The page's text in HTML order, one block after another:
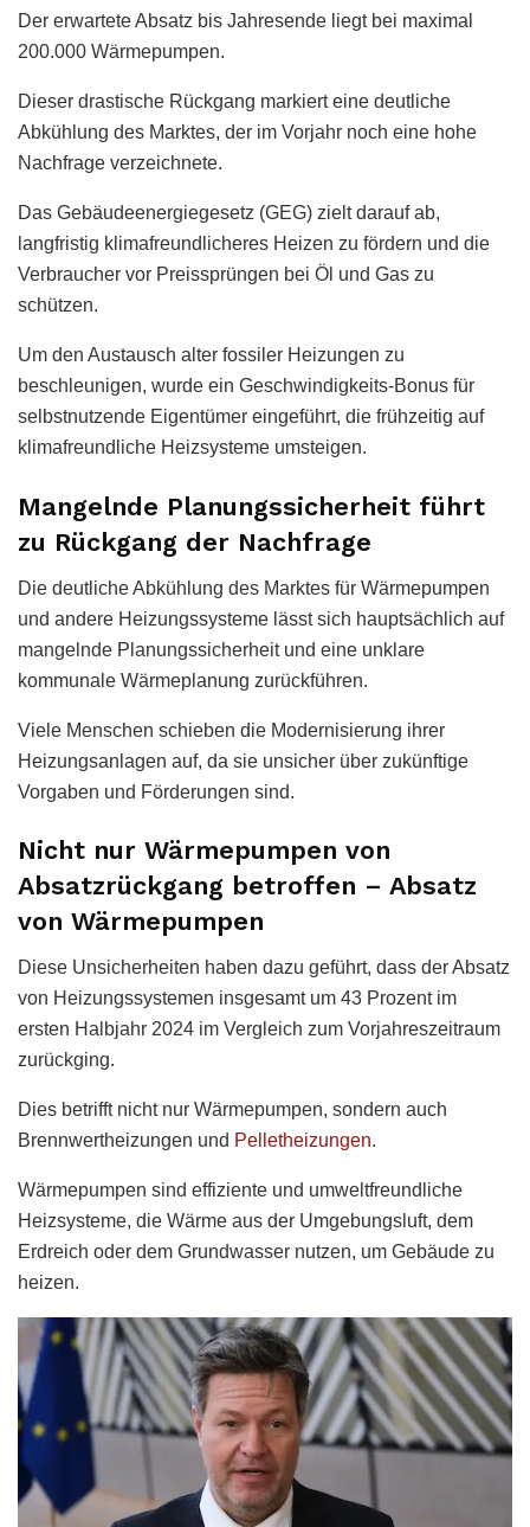
Der erwartete Absatz bis Jahresende liegt bei maximal
200.000 Wärmepumpen.
Dieser drastische Rückgang markiert eine deutliche
Abkühlung des Marktes, der im Vorjahr noch eine hohe
Nachfrage verzeichnete.
Das Gebäudeenergiegesetz (GEG) zielt darauf ab,
langfristig klimafreundlicheres Heizen zu fördern und die
Verbraucher vor Preissprüngen bei Öl und Gas zu
schützen.
Um den Austausch alter fossiler Heizungen zu
beschleunigen, wurde ein Geschwindigkeits-Bonus für
selbstnutzende Eigentümer eingeführt, die frühzeitig auf
klimafreundliche Heizsysteme umsteigen.
Mangelnde Planungssicherheit führt
zu Rückgang der Nachfrage
Die deutliche Abkühlung des Marktes für Wärmepumpen
und andere Heizungssysteme lässt sich hauptsächlich auf
mangelnde Planungssicherheit und eine unklare
kommunale Wärmeplanung zurückführen.
Viele Menschen schieben die Modernisierung ihrer
Heizungsanlagen auf, da sie unsicher über zukünftige
Vorgaben und Förderungen sind.
Nicht nur Wärmepumpen von
Absatzrückgang betroffen – Absatz
von Wärmepumpen
Diese Unsicherheiten haben dazu geführt, dass der Absatz
von Heizungssystemen insgesamt um 43 Prozent im
ersten Halbjahr 2024 im Vergleich zum Vorjahreszeitraum
zurückging.
Dies betrifft nicht nur Wärmepumpen, sondern auch
Brennwertheizungen und Pelletheizungen.
Wärmepumpen sind effiziente und umweltfreundliche
Heizsysteme, die Wärme aus der Umgebungsluft, dem
Erdreich oder dem Grundwasser nutzen, um Gebäude zu
heizen.